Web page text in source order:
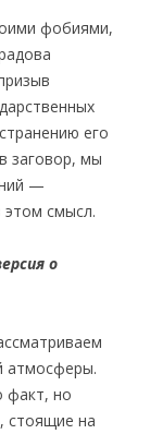
фобиями,
его
заговор, мы
—
этом смысл.
о
атмосферы.
факт, но
стоящие на